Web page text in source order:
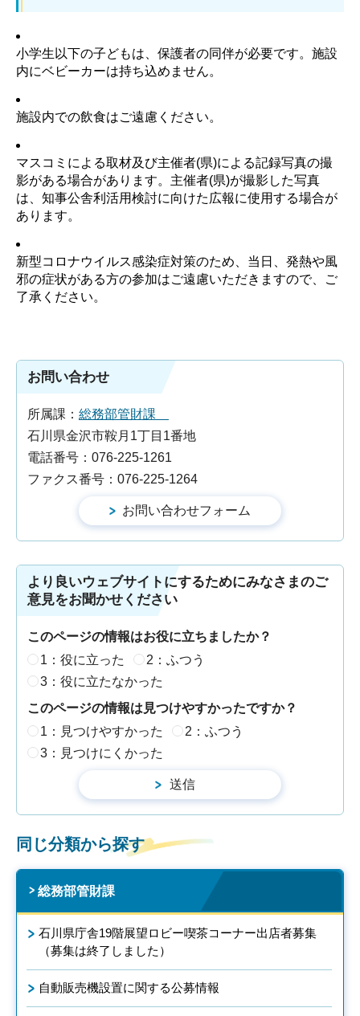
小学生以下の子どもは、保護者の同伴が必要です。施設
内にベビーカーは持ち込めません。
施設内での飲食はご遠慮ください。
マスコミによる取材及び主催者(県)による記録写真の撮
影がある場合があります。主催者(県)が撮影した写真
は、知事公舎利活用検討に向けた広報に使用する場合が
あります。
新型コロナウイルス感染症対策のため、当日、発熱や風
邪の症状がある方の参加はご遠慮いただきますので、ご
了承ください。
お問い合わせ
所属課： 総務部管財課
石川県金沢市鞍月1丁目1番地
電話番号：076-225-1261
ファクス番号：076-225-1264
より良いウェブサイトにするためにみなさまのご
意見をお聞かせください
このページの情報はお役に立ちましたか？
1：役に立った
2：ふつう
3：役に立たなかった
このページの情報は見つけやすかったですか？
1：見つけやすかった
2：ふつう
3：見つけにくかった
同じ分類から探す
総務部管財課
石川県庁舎19階展望ロビー喫茶コーナー出店者募集
（募集は終了しました）
自動販売機設置に関する公募情報